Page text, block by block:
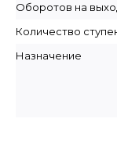
Оборотов на
Количество
Назначение